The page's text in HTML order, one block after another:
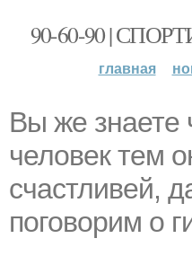
90-60-90 |
главная
Вы же знаете
человек тем
счастливей,
поговорим о